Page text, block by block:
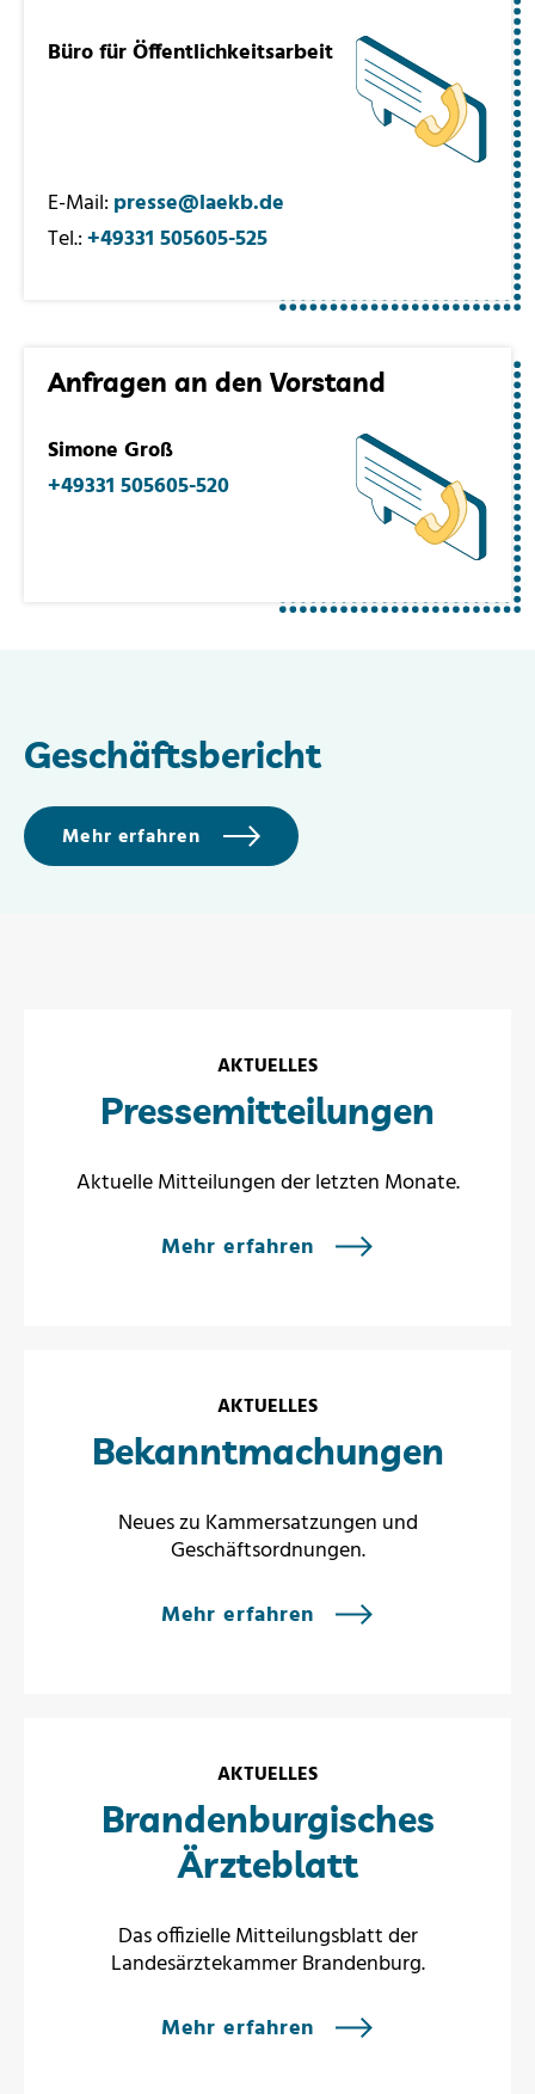
Büro für Öffentlichkeitsarbeit
E-Mail: presse@laekb.de
Tel.:+49331 505605-525
Anfragen an den Vorstand
Simone Groß
+49331 505605-520
Geschäftsbericht
Mehr erfahren
AKTUELLES
Pressemitteilungen
Aktuelle Mitteilungen der letzten Monate.
Mehr erfahren
AKTUELLES
Bekanntmachungen
Neues zu Kammersatzungen und
Geschäftsordnungen.
Mehr erfahren
AKTUELLES
Brandenburgisches
Ärzteblatt
Das offizielle Mitteilungsblatt der
Landesärztekammer Brandenburg.
Mehr erfahren